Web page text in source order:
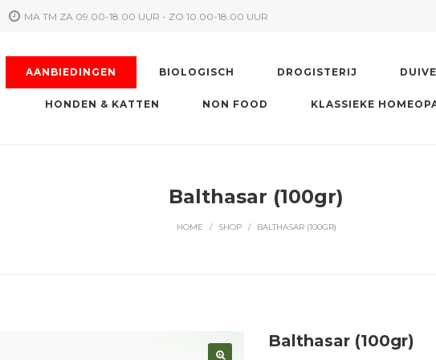
MA TM ZA 09.00-18.00 UUR - ZO 10.00-18.00 UUR
AANBIEDINGEN BIOLOGISCH DROGISTERIJ
HONDEN & KATTEN NON FOOD KLASSIEKE
Balthasar (100gr)
HOME / SHOP / BALTHASAR (100GR)
Balthasar (100gr)